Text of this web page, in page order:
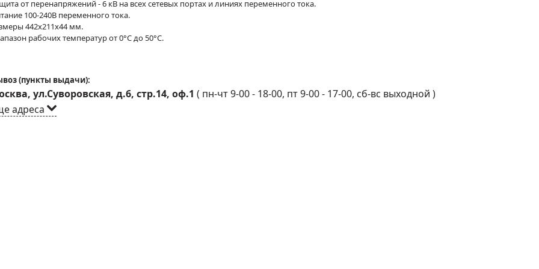
от перенапряжений - 6 кВ на всех сетевых портах и линиях переменного тока.
100-240В переменного тока.
442x211x44 мм.
рабочих температур от 0°C до 50°C.
(пункты выдачи):
ул.Суворовская, д.6, стр.14, оф.1 ( пн-чт 9-00 - 18-00, пт 9-00 - 17-00, сб-вс выходной )
адреса